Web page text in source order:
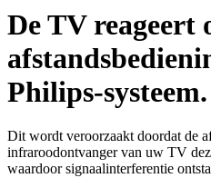
De TV reageert
Philips-systeem.
Dit wordt veroorzaakt doordat de
infraroodontvanger van uw TV
waardoor signaalinterferentie